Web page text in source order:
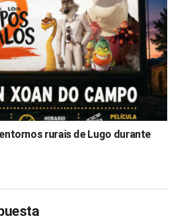
entornos rurais de Lugo durante